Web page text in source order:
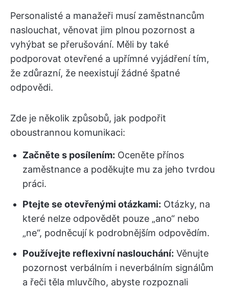
Personalisté a manažeři musí zaměstnancům
naslouchat, věnovat jim plnou pozornost a
vyhýbat se přerušování. Měli by také
podporovat otevřené a upřímné vyjádření tím,
že zdůrazní, že neexistují žádné špatné
odpovědi.
Zde je několik způsobů, jak podpořit
oboustrannou komunikaci:
Začněte s posílením: Oceněte přínos
zaměstnance a poděkujte mu za jeho tvrdou
práci.
Ptejte se otevřenými otázkami: Otázky, na
které nelze odpovědět pouze „ano“ nebo
„ne“, podněcují k podrobnějším odpovědím.
Používejte reflexivní naslouchání: Věnujte
pozornost verbálním i neverbálním signálům
a řeči těla mluvčího, abyste rozpoznali